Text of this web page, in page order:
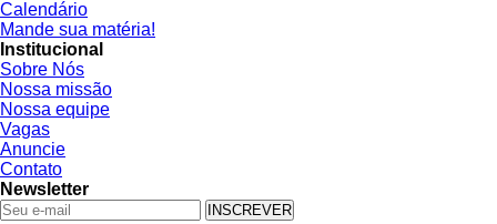
Calendário
Mande sua matéria!
Institucional
Sobre Nós
Nossa missão
Nossa equipe
Vagas
Anuncie
Contato
Newsletter
INSCREVER